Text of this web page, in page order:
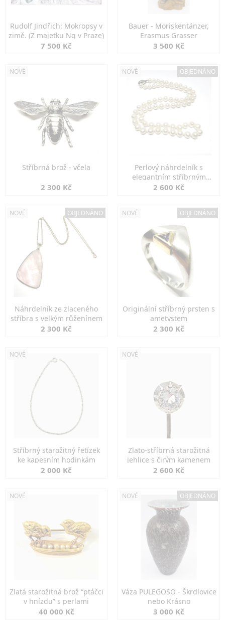
Rudolf Jindřich: Mokropsy v
zimě. (Z majetku Ng v Praze)
7 500 Kč
Bauer - Moriskentänzer,
Erasmus Grasser
3 500 Kč
NOVÉ
Stříbrná brož - včela
2 300 Kč
NOVÉ OBJEDNÁNO
Perlový náhrdelník s
elegantním stříbrným
zapínáním
2 600 Kč
NOVÉ OBJEDNÁNO
Náhrdelník ze zlaceného
stříbra s velkým růženínem
2 300 Kč
NOVÉ OBJEDNÁNO
Originální stříbrný prsten s
ametystem
2 300 Kč
NOVÉ
Stříbrný starožitný řetízek
ke kapesním hodinkám
2 000 Kč
NOVÉ
Zlato-stříbrná starožitná
jehlice s čirým kamenem
2 600 Kč
NOVÉ
Zlatá starožitná brož “ptáčci
v hnízdu” s perlami
40 000 Kč
NOVÉ OBJEDNÁNO
Váza PULEGOSO - Škrdlovice
nebo Krásno
3 000 Kč